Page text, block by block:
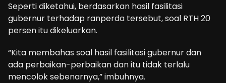
Seperti diketahui, berdasarkan hasil fasilitasi
gubernur terhadap ranperda tersebut, soal RTH 20
persen itu dikeluarkan.
“Kita membahas soal hasil fasilitasi gubernur dan
ada perbaikan-perbaikan dan itu tidak terlalu
mencolok sebenarnya,” imbuhnya.